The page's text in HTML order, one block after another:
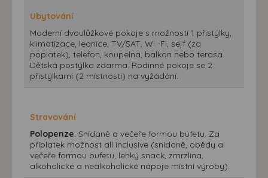
Ubytování
Moderní dvoulůžkové pokoje s možností 1 přistýlky,
klimatizace, lednice, TV/SAT, Wi -Fi, sejf (za
poplatek), telefon, koupelna, balkon nebo terasa.
Dětská postýlka zdarma. Rodinné pokoje se 2
přistýlkami (2 místnosti) na vyžádání.
Stravování
Polopenze: Snídaně a večeře formou bufetu. Za
příplatek možnost all inclusive (snídaně, obědy a
večeře formou bufetu, lehký snack, zmrzlina,
alkoholické a nealkoholické nápoje místní výroby).